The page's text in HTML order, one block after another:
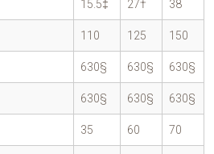
15.5‡ 27† 38
110 125 150
630§ 630§ 630§
630§ 630§ 630§
35 60 70